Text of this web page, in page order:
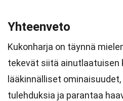
Yhteenveto
Kukonharja on täynnä
tekevät siitä ainutlaatuisen
lääkinnälliset
tulehduksia ja parantaa